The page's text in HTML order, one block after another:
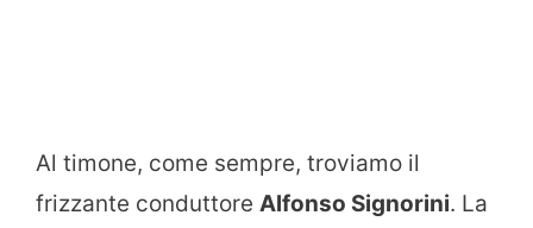
Al timone, come sempre, troviamo il
frizzante conduttore Alfonso Signorini. La